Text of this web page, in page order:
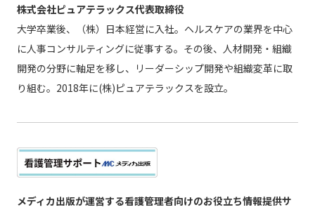
株式会社ピュアテラックス代表取締役
大学卒業後、（株）日本経営に入社。ヘルスケアの業界を中心
に人事コンサルティングに従事する。その後、人材開発・組織
開発の分野に軸足を移し、リーダーシップ開発や組織変革に取
り組む。2018年に(株)ピュアテラックスを設立。
メディカ出版が運営する看護管理者向けのお役立ち情報提供サ